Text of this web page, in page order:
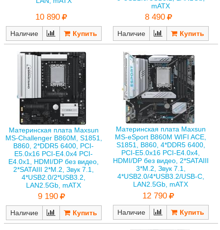
10 890
Наличие
mATX
8 490
Наличие
Материнская плата Maxsun
MS-Challenger B860M, S1851,
B860, 2*DDR5 6400, PCI-
E5.0x16 PCI-E4.0x4 PCI-
E4.0x1, HDMI/DP без видео,
2*SATAIII 2*M.2, Звук 7.1,
4*USB2.0/2*USB3.2,
LAN2.5Gb, mATX
9 190
Наличие
Материнская плата Maxsun
MS-eSport B860M WIFI ACE,
S1851, B860, 4*DDR5 6400,
PCI-E5.0x16 PCI-E4.0x4,
HDMI/DP без видео, 2*SATAIII
3*M.2, Звук 7.1,
4*USB2.0/4*USB3.2/USB-C,
LAN2.5Gb, mATX
12 790
Наличие